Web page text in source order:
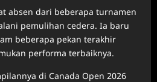
absen dari beberapa turnamen
pemulihan cedera. Ia baru
beberapa pekan terakhir
performa terbaiknya.
di Canada Open 2026